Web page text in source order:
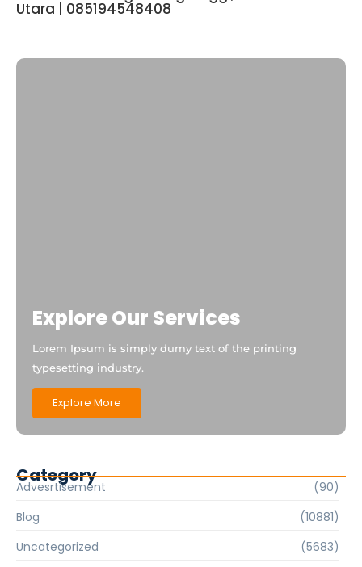
Utara | 085194548408
Explore Our Services
Lorem Ipsum is simply dumy text of the printing
typesetting industry.
Explore More
Category
Advesrtisement
(90)
Blog
(10881)
Uncategorized
(5683)